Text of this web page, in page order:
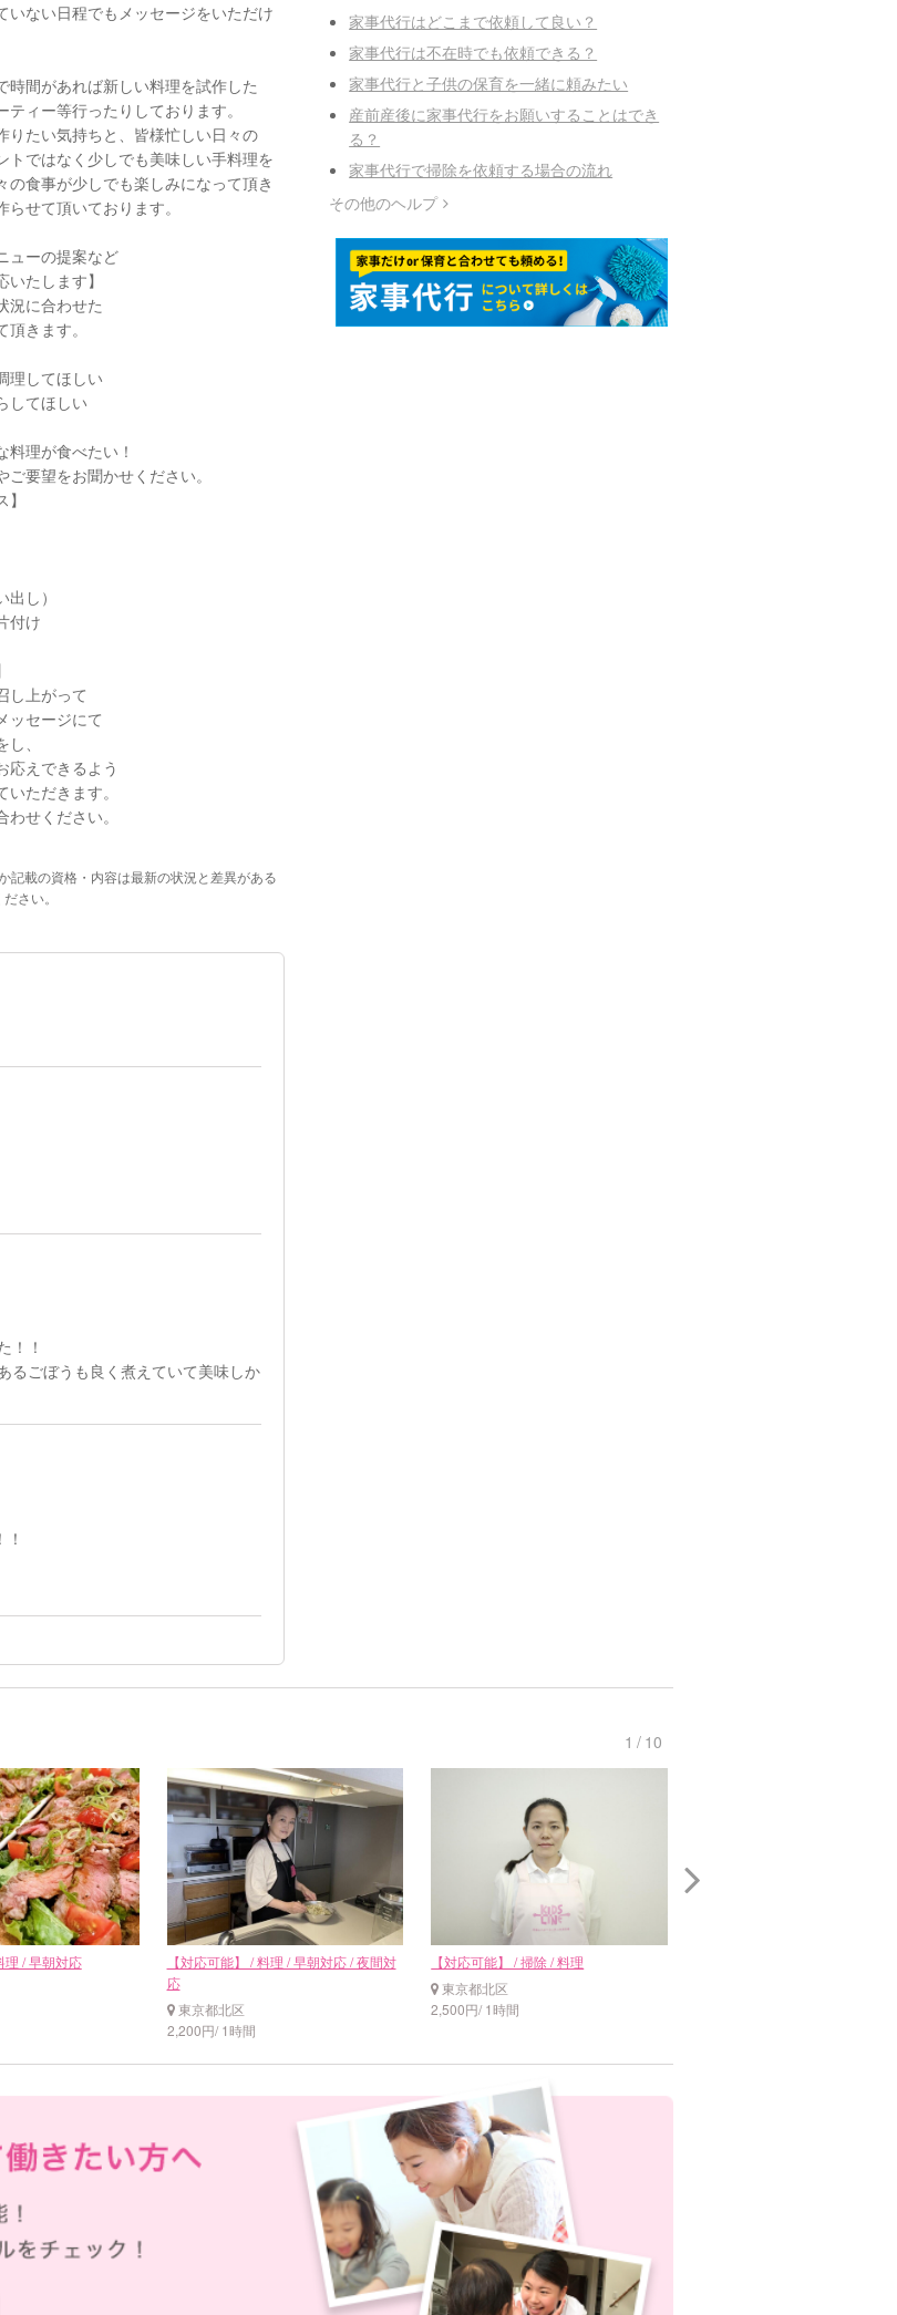
いない日程でもメッセージをいただけ
時間があれば新しい料理を試作した
ティー等行ったりしております。
りたい気持ちと、皆様忙しい日々の
トではなく少しでも美味しい手料理を
の食事が少しでも楽しみになって頂き
せて頂いております。
ューの提案など
たします】
況に合わせた
きます。
理してほしい
してほしい
理が食べたい！
要望をお聞かせください。
し）
付け
し上がって
ッセージにて
、
応えできるよう
ただきます。
せください。
記載の資格・内容は最新の状況と差異がある
さい。
！！
るごぼうも良く煮えていて美味しか
家事代行はどこまで依頼して良い？
家事代行は不在時でも依頼できる？
家事代行と子供の保育を一緒に頼みたい
産前産後に家事代行をお願いすることはでき
る？
家事代行で掃除を依頼する場合の流れ
その他のヘルプ
1 / 10
理 / 早朝対応
【対応可能】 / 料理 / 早朝対応 / 夜間対
応
東京都北区
2,200円/ 1時間
【対応可能】 / 掃除 / 料理
東京都北区
2,500円/ 1時間